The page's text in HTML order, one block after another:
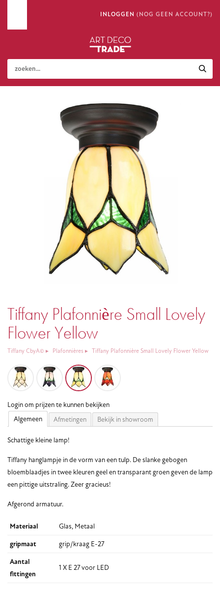
INLOGGEN (NOG GEEN ACCOUNT?)
Tiffany Plafonnière Small Lovely
Flower Yellow
Tiffany CbyA© Plafonnières Tiffany Plafonnière Small Lovely Flower Yellow
Login om prijzen te kunnen bekijken
Algemeen
Afmetingen Bekijk in showroom
Schattige kleine lamp!
Tiffany hanglampje in de vorm van een tulp. De slanke gebogen
bloemblaadjes in twee kleuren geel en transparant groen geven de lamp
een pittige uitstraling. Zeer gracieus!
Afgerond armatuur.
Materiaal Glas, Metaal
gripmaat grip/kraag E-27
Aantal
fittingen
1 X E 27 voor LED